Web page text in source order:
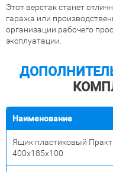
Этот верстак станет
гаража или
организации рабочего
эксплуатации.
Наименование
Ящик пластиковый
400x185x100